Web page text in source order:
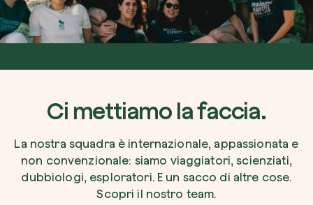
Ci mettiamo la faccia.
La nostra squadra è internazionale, appassionata e
non convenzionale: siamo viaggiatori, scienziati,
dubbiologi, esploratori. E un sacco di altre cose.
Scopri il nostro team.